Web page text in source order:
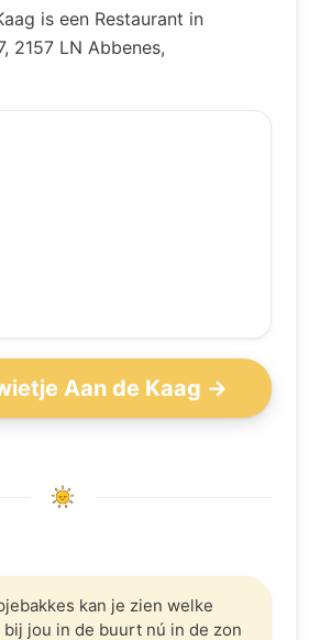
is een Restaurant in
2157 LN Abbenes,
Aan de Kaag →
kan je zien welke
jou in de buurt nú in de zon